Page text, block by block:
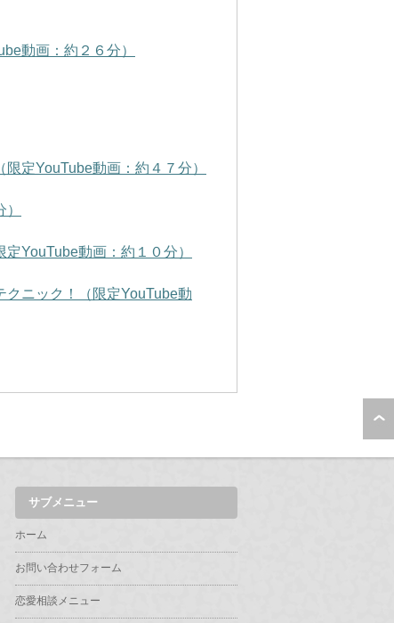
動画：約２６分）
定YouTube動画：約４７分）
YouTube動画：約１０分）
クニック！（限定YouTube動
サブメニュー
ホーム
お問い合わせフォーム
恋愛相談メニュー